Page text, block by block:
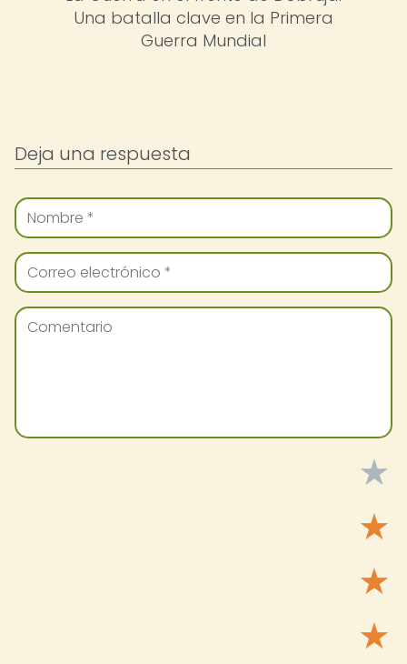
Una batalla clave en la Primera
Guerra Mundial
Deja una respuesta
★
★
★
★